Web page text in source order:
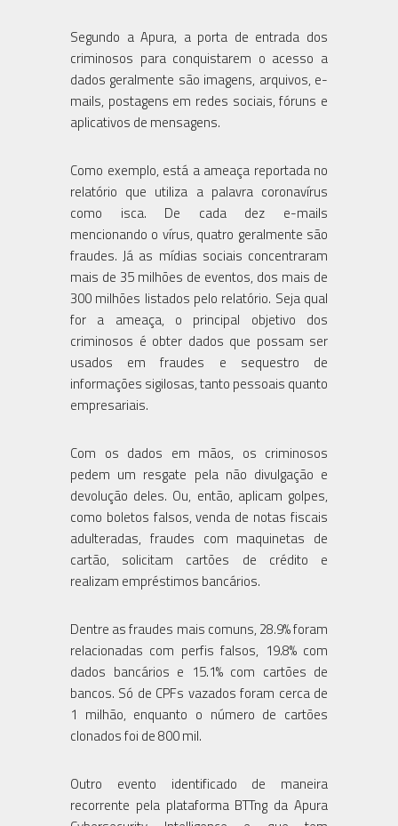
Segundo a Apura, a porta de entrada dos
criminosos para conquistarem o acesso a
dados geralmente são imagens, arquivos, e-
mails, postagens em redes sociais, fóruns e
aplicativos de mensagens.
Como exemplo, está a ameaça reportada no
relatório que utiliza a palavra coronavírus
como isca. De cada dez e-mails
mencionando o vírus, quatro geralmente são
fraudes. Já as mídias sociais concentraram
mais de 35 milhões de eventos, dos mais de
300 milhões listados pelo relatório. Seja qual
for a ameaça, o principal objetivo dos
criminosos é obter dados que possam ser
usados em fraudes e sequestro de
informações sigilosas, tanto pessoais quanto
empresariais.
Com os dados em mãos, os criminosos
pedem um resgate pela não divulgação e
devolução deles. Ou, então, aplicam golpes,
como boletos falsos, venda de notas fiscais
adulteradas, fraudes com maquinetas de
cartão, solicitam cartões de crédito e
realizam empréstimos bancários.
Dentre as fraudes mais comuns, 28.9% foram
relacionadas com perfis falsos, 19.8% com
dados bancários e 15.1% com cartões de
bancos. Só de CPFs vazados foram cerca de
1 milhão, enquanto o número de cartões
clonados foi de 800 mil.
Outro evento identificado de maneira
recorrente pela plataforma BTTng da Apura